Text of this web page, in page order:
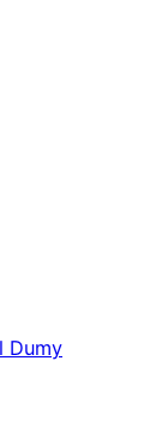
Dumy